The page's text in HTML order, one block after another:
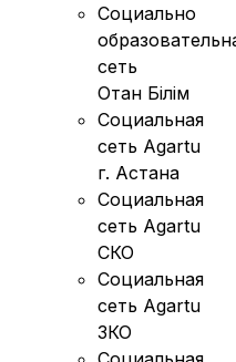
Социально
сеть
Отан Бiлiм
Социальная
сеть Agartu
г. Астана
Социальная
сеть Agartu
СКО
Социальная
сеть Agartu
ЗКО